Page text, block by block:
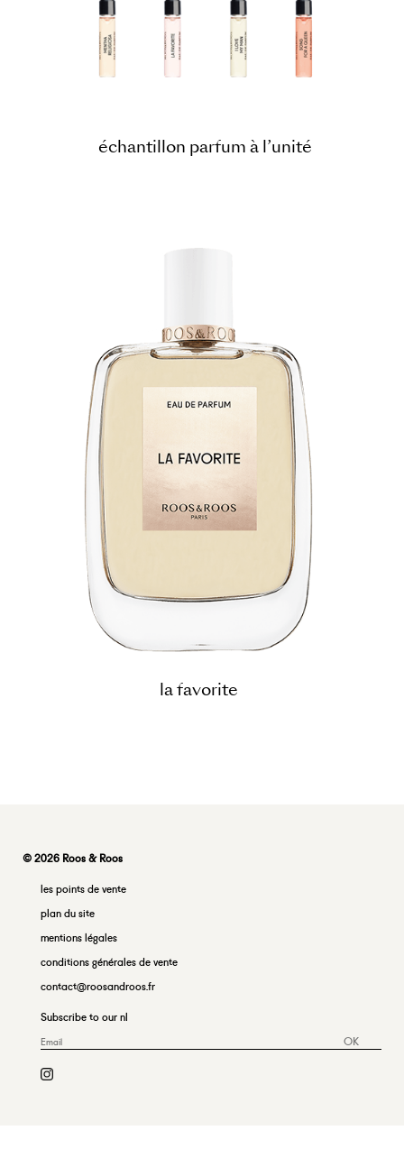
échantillon parfum à l’unité
la favorite
© 2026 Roos & Roos
les points de vente
plan du site
mentions légales
conditions générales de vente
contact@roosandroos.fr
Subscribe to our nl
OK